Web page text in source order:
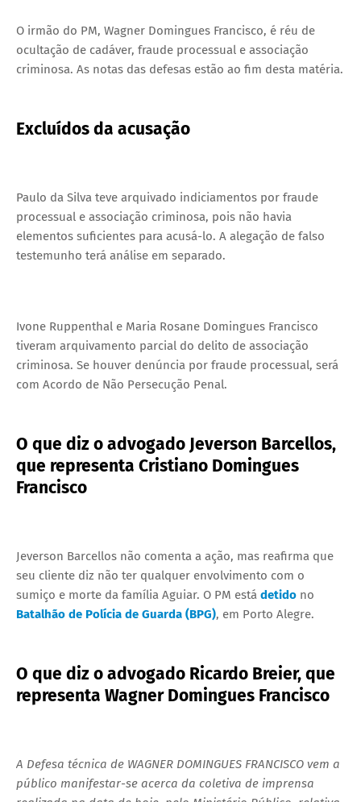
O irmão do PM, Wagner Domingues Francisco, é réu de
ocultação de cadáver, fraude processual e associação
criminosa. As notas das defesas estão ao fim desta matéria.
Excluídos da acusação
Paulo da Silva teve arquivado indiciamentos por fraude
processual e associação criminosa, pois não havia
elementos suficientes para acusá-lo. A alegação de falso
testemunho terá análise em separado.
Ivone Ruppenthal e Maria Rosane Domingues Francisco
tiveram arquivamento parcial do delito de associação
criminosa. Se houver denúncia por fraude processual, será
com Acordo de Não Persecução Penal.
O que diz o advogado Jeverson Barcellos,
que representa Cristiano Domingues
Francisco
Jeverson Barcellos não comenta a ação, mas reafirma que
seu cliente diz não ter qualquer envolvimento com o
sumiço e morte da família Aguiar. O PM está detido no
Batalhão de Polícia de Guarda (BPG), em Porto Alegre.
O que diz o advogado Ricardo Breier, que
representa Wagner Domingues Francisco
A Defesa técnica de WAGNER DOMINGUES FRANCISCO vem a
público manifestar-se acerca da coletiva de imprensa